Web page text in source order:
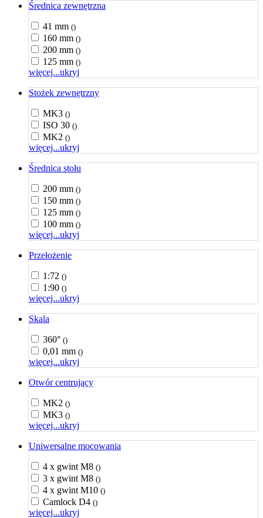
Średnica zewnętrzna
41 mm ()
160 mm ()
200 mm ()
125 mm ()
więcej...ukryj
Stożek zewnętrzny
MK3 ()
ISO 30 ()
MK2 ()
więcej...ukryj
Średnica stołu
200 mm ()
150 mm ()
125 mm ()
100 mm ()
więcej...ukryj
Przełożenie
1:72 ()
1:90 ()
więcej...ukryj
Skala
360° ()
0,01 mm ()
więcej...ukryj
Otwór centrujący
MK2 ()
MK3 ()
więcej...ukryj
Uniwersalne mocowania
4 x gwint M8 ()
3 x gwint M8 ()
4 x gwint M10 ()
Camlock D4 ()
więcej...ukryj